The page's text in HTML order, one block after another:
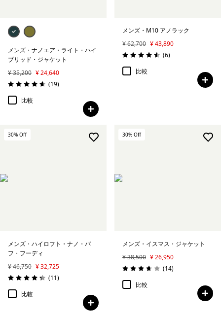
メンズ・ナノエア・ライト・ハイ
ブリッド・ジャケット
¥ 35,200 ¥ 24,640
評価: 4.6 / 5
(19レビュー
)
比較
メンズ・M10 アノラック
¥ 62,700 ¥ 43,890
評価: 4.5 / 5
(6レビュー
)
比較
30% Off
メンズ・ハイロフト・ナノ・パ
フ・フーディ
¥ 46,750 ¥ 32,725
評価: 4.4 / 5
(11レビュー
)
比較
30% Off
メンズ・イスマス・ジャケット
¥ 38,500 ¥ 26,950
評価: 3.6 / 5
(14レビュー
)
比較